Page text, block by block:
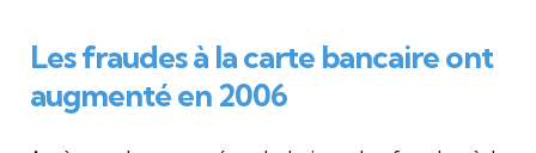
Les fraudes à la carte bancaire ont
augmenté en 2006